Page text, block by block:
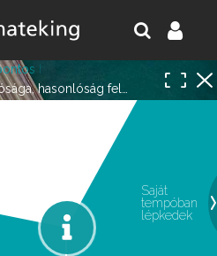
hasonlóság
Saját
tempóban
lépkedek